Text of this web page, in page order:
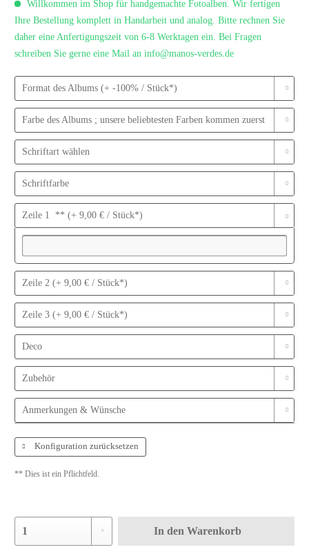
Willkommen im Shop für handgemachte Fotoalben. Wir fertigen
Ihre Bestellung komplett in Handarbeit und analog. Bitte rechnen Sie
daher eine Anfertigungszeit von 6-8 Werktagen ein. Bei Fragen
schreiben Sie gerne eine Mail an info@manos-verdes.de
Format des Albums (+ -100% / Stück*)
Farbe des Albums ; unsere beliebtesten Farben kommen zuerst
Schriftart wählen
Schriftfarbe
Zeile 1 ** (+ 9,00 € / Stück*)
Zeile 2 (+ 9,00 € / Stück*)
Zeile 3 (+ 9,00 € / Stück*)
Deco
Zubehör
Anmerkungen & Wünsche
Konfiguration zurücksetzen
** Dies ist ein Pflichtfeld.
In den Warenkorb